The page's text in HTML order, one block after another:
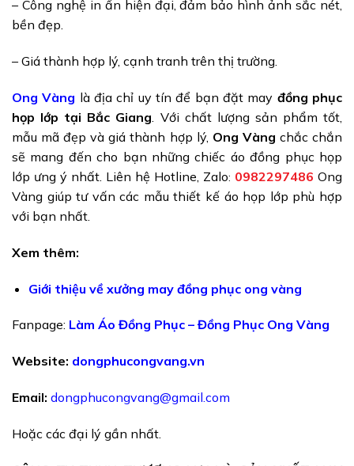
– Công nghệ in ấn hiện đại, đảm bảo hình ảnh sắc nét,
bền đẹp.
– Giá thành hợp lý, cạnh tranh trên thị trường.
Ong Vàng là địa chỉ uy tín để bạn đặt may đồng phục
họp lớp tại Bắc Giang . Với chất lượng sản phẩm tốt,
mẫu mã đẹp và giá thành hợp lý, Ong Vàng chắc chắn
sẽ mang đến cho bạn những chiếc áo đồng phục họp
lớp ưng ý nhất. Liên hệ Hotline, Zalo: 0982297486 Ong
Vàng giúp tư vấn các mẫu thiết kế áo họp lớp phù hợp
với bạn nhất.
Xem thêm:
Giới thiệu về xưởng may đồng phục ong vàng
Fanpage: Làm Áo Đồng Phục – Đồng Phục Ong Vàng
Website: dongphucongvang.vn
Email: dongphucongvang@gmail.com
Hoặc các đại lý gần nhất.